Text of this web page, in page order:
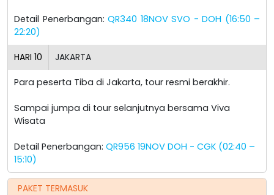
Detail Penerbangan: QR340 18NOV SVO - DOH (16:50 –
22:20)
HARI 10 JAKARTA
Para peserta Tiba di Jakarta, tour resmi berakhir.
Sampai jumpa di tour selanjutnya bersama Viva
Wisata
Detail Penerbangan: QR956 19NOV DOH - CGK (02:40 –
15:10)
PAKET TERMASUK